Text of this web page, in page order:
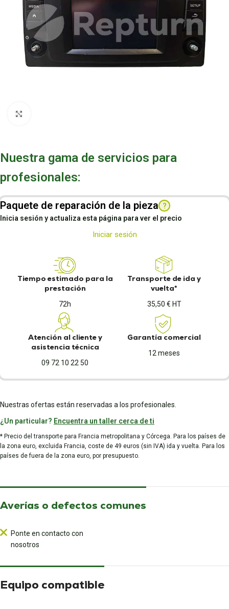
Nuestra gama de servicios para
profesionales:
Paquete de reparación de la pieza ?
Inicia sesión y actualiza esta página para ver el precio
Iniciar sesión
Tiempo estimado para la
prestación
72h
Transporte de ida y
vuelta*
35,50 € HT
Atención al cliente y
asistencia técnica
09 72 10 22 50
Garantía comercial
12 meses
Nuestras ofertas están reservadas a los profesionales.
¿Un particular? Encuentra un taller cerca de ti
* Precio del transporte para Francia metropolitana y Córcega. Para los países de
la zona euro, excluida Francia, coste de 49 euros (sin IVA) ida y vuelta. Para los
países de fuera de la zona euro, por presupuesto.
Averías o defectos comunes
Ponte en contacto con
nosotros
Equipo compatible